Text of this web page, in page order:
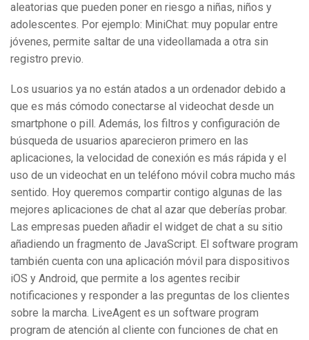
aleatorias que pueden poner en riesgo a niñas, niños y
adolescentes. Por ejemplo: MiniChat: muy popular entre
jóvenes, permite saltar de una videollamada a otra sin
registro previo.
Los usuarios ya no están atados a un ordenador debido a
que es más cómodo conectarse al videochat desde un
smartphone o pill. Además, los filtros y configuración de
búsqueda de usuarios aparecieron primero en las
aplicaciones, la velocidad de conexión es más rápida y el
uso de un videochat en un teléfono móvil cobra mucho más
sentido. Hoy queremos compartir contigo algunas de las
mejores aplicaciones de chat al azar que deberías probar.
Las empresas pueden añadir el widget de chat a su sitio
añadiendo un fragmento de JavaScript. El software program
también cuenta con una aplicación móvil para dispositivos
iOS y Android, que permite a los agentes recibir
notificaciones y responder a las preguntas de los clientes
sobre la marcha. LiveAgent es un software program
program de atención al cliente con funciones de chat en